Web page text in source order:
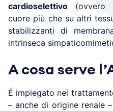
cardioselettivo (ovvero
cuore più che su altri
stabilizzanti di
intrinseca
A cosa serve
É impiegato nel
– anche di origine renale